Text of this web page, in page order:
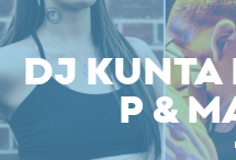
DJ KUNTA
P &